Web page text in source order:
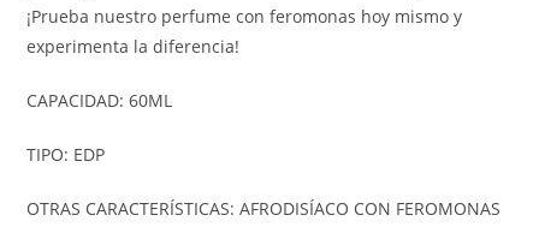
¡Prueba nuestro perfume con feromonas hoy mismo y
experimenta la diferencia!
CAPACIDAD: 60ML
TIPO: EDP
OTRAS CARACTERÍSTICAS: AFRODISÍACO CON FEROMONAS